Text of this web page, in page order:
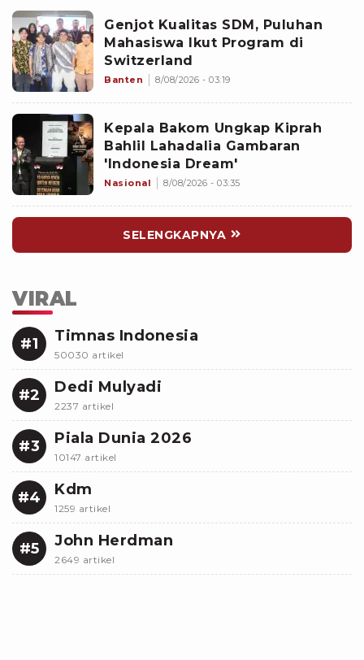
Genjot Kualitas SDM, Puluhan
Mahasiswa Ikut Program di
Switzerland
Banten 8/08/2026 - 03:19
Kepala Bakom Ungkap Kiprah
Bahlil Lahadalia Gambaran
'Indonesia Dream'
Nasional 8/08/2026 - 03:35
SELENGKAPNYA
VIRAL
#1 Timnas Indonesia
50030 artikel
#2 Dedi Mulyadi
2237 artikel
#3 Piala Dunia 2026
10147 artikel
#4 Kdm
1259 artikel
#5 John Herdman
2649 artikel